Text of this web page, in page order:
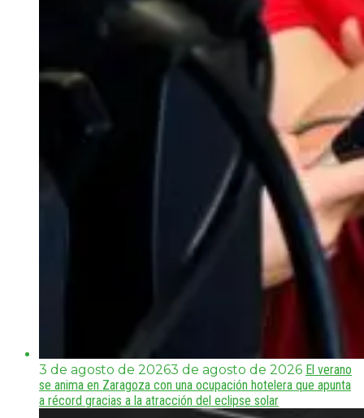
3 de agosto de 20263 de agosto de 2026 El verano
se anima en Zaragoza con una ocupación hotelera que apunta
a récord gracias a la atracción del eclipse solar